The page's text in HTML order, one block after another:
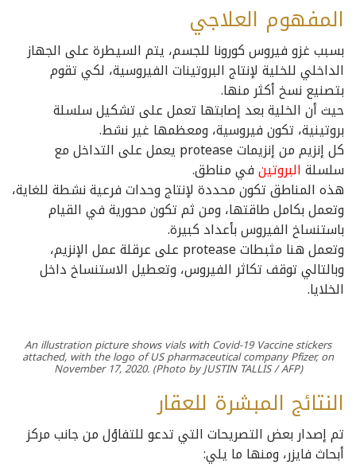
المفهوم العلاجي
بسبب غزو فيروس كورونا للجسم، يتم السيطرة على الجهاز
الداخلي للخلية لإنتاج البروتينات الفيروسية، لكي تقوم
بتصنيع نسخ أكثر منها.
حيث أن الخلية بعد إصابتها تعمل على تشكيل سلسلة
بروتينية، تكون فيروسية، ومعظمها غير نشط.
كل إنزيم من إنزيمات protease يعمل على التداخل مع
سلسلةالبروتينفي مناطق.
هذه المناطق تكون محددة لإنتاج وحدات فرعية نشطة للغاية،
وتعمل بكامل طاقتها، ومن ثم تكون محورية في القيام
باستنساخ الفيروس بأعداد كبيرة.
وتعمل هنا مثبطات protease على عرقلة عمل الإنزيم،
وبالتالي توقف تكاثر الفيروس، وتعطيل الاستنساخ داخل
الخلايا.
An illustration picture shows vials with Covid-19 Vaccine stickers
attached, with the logo of US pharmaceutical company Pfizer, on
November 17, 2020. (Photo by JUSTIN TALLIS / AFP)
النتائج المبشرة للعقار
تم إصدار بعض التصريحات التي تدعو للتفاؤل من جانب مركز
أبحاث فايزر، ومنها ما يلي: